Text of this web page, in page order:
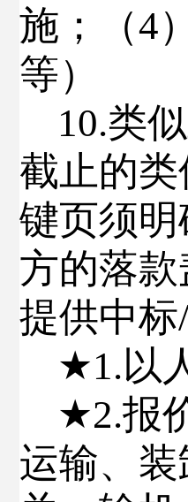
施；（4
等）
10.类
截止的
键页须
方的落
提供中标
★1.以
★2.报
运输、